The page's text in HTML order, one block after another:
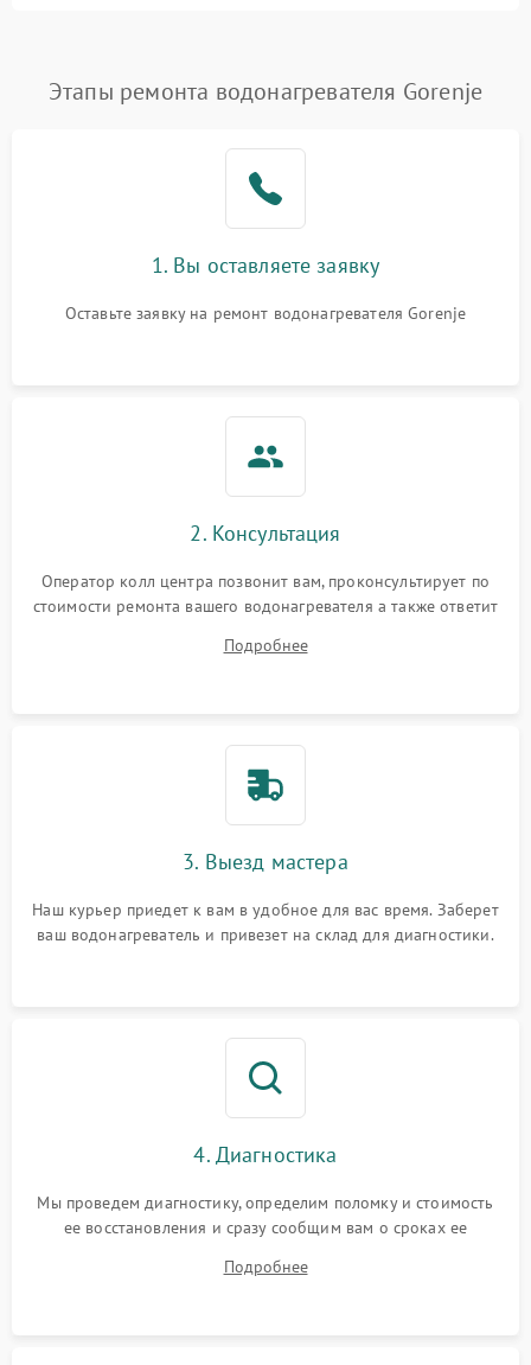
Этапы ремонта водонагревателя Gorenje
1. Вы оставляете заявку
Оставьте заявку на ремонт водонагревателя Gorenje
2. Консультация
Оператор колл центра позвонит вам, проконсультирует по
стоимости ремонта вашего водонагревателя а также ответит
Подробнее
3. Выезд мастера
Наш курьер приедет к вам в удобное для вас время. Заберет
ваш водонагреватель и привезет на склад для диагностики.
4. Диагностика
Мы проведем диагностику, определим поломку и стоимость
ее восстановления и сразу сообщим вам о сроках ее
Подробнее